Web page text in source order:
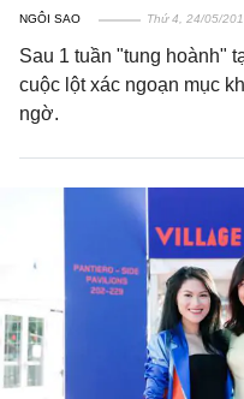
NGÔI SAO Thứ 4, 24/05/
Sau 1 tuần "tung hoành"
cuộc lột xác ngoạn mục
ngờ.